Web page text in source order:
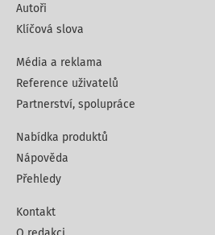
Autoři
Klíčová slova
Média a reklama
Reference uživatelů
Partnerství, spolupráce
Nabídka produktů
Nápověda
Přehledy
Kontakt